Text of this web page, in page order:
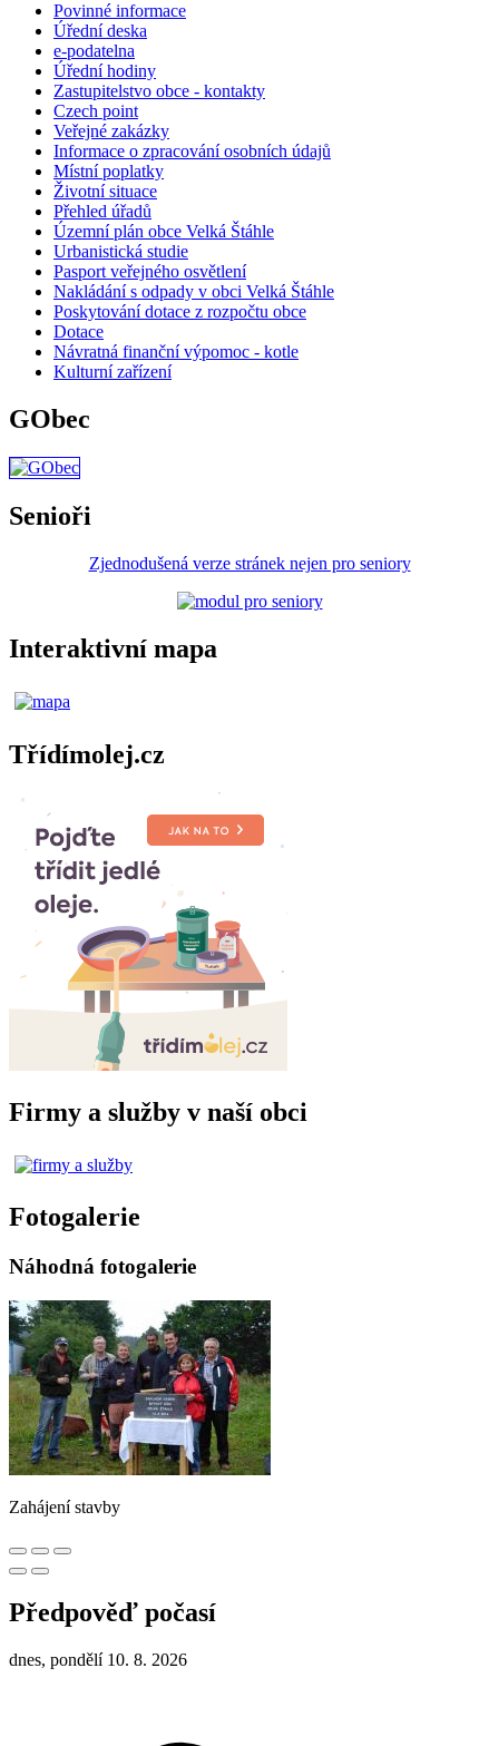
Povinné informace
Úřední deska
e-podatelna
Úřední hodiny
Zastupitelstvo obce - kontakty
Czech point
Veřejné zakázky
Informace o zpracování osobních údajů
Místní poplatky
Životní situace
Přehled úřadů
Územní plán obce Velká Štáhle
Urbanistická studie
Pasport veřejného osvětlení
Nakládání s odpady v obci Velká Štáhle
Poskytování dotace z rozpočtu obce
Dotace
Návratná finanční výpomoc - kotle
Kulturní zařízení
GObec
Senioři
Zjednodušená verze stránek nejen pro seniory
Interaktivní mapa
Třídímolej.cz
Firmy a služby v naší obci
Fotogalerie
Náhodná fotogalerie
Zahájení stavby
Předpověď počasí
dnes, pondělí 10. 8. 2026